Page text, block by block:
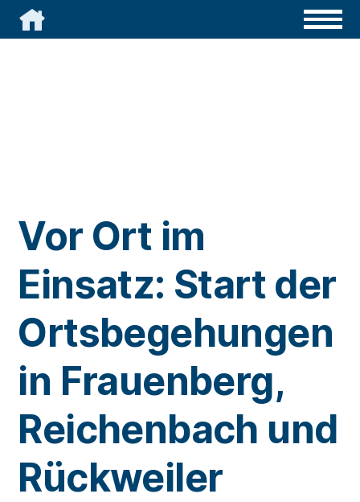

Vor Ort im
Einsatz: Start der
Ortsbegehungen
in Frauenberg,
Reichenbach und
Rückweiler